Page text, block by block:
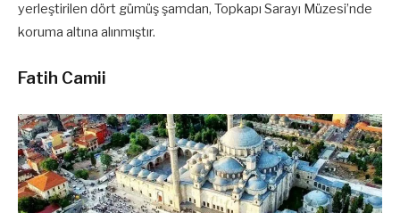
yerleştirilen dört gümüş şamdan, Topkapı Sarayı Müzesi’nde
koruma altına alınmıştır.
Fatih Camii